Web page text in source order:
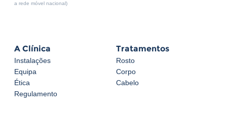
a rede móvel nacional)
A Clínica
Instalações
Equipa
Ética
Regulamento
Tratamentos
Rosto
Corpo
Cabelo